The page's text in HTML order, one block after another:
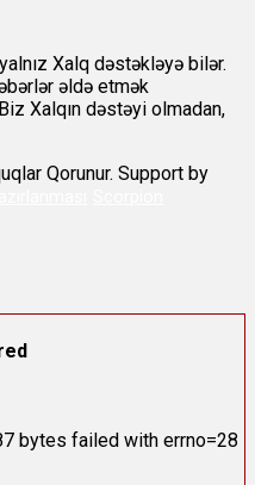
Xalq dəstəkləyə bilər.
əldə etmək
Xalqın dəstəyi olmadan,
Qorunur. Support by
bytes failed with errno=28